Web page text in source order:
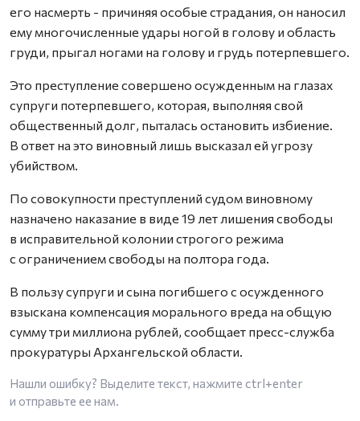
его насмерть - причиняя особые страдания, он наносил
ему многочисленные удары ногой в голову и область
груди, прыгал ногами на голову и грудь потерпевшего.
Это преступление совершено осужденным на глазах
супруги потерпевшего, которая, выполняя свой
общественный долг, пыталась остановить избиение.
В ответ на это виновный лишь высказал ей угрозу
убийством.
По совокупности преступлений судом виновному
назначено наказание в виде 19 лет лишения свободы
в исправительной колонии строгого режима
с ограничением свободы на полтора года.
В пользу супруги и сына погибшего с осужденного
взыскана компенсация морального вреда на общую
сумму три миллиона рублей, сообщает пресс-служба
прокуратуры Архангельской области.
Нашли ошибку? Выделите текст, нажмите ctrl+enter
и отправьте ее нам.